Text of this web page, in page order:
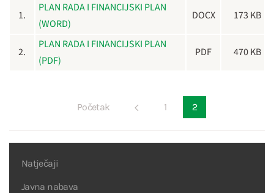
1.
PLAN RADA I FINANCIJSKI PLAN
(WORD)
DOCX 173 KB
2.
PLAN RADA I FINANCIJSKI PLAN
(PDF)
PDF 470 KB
Početak 1 2
Natječaji
Javna nabava